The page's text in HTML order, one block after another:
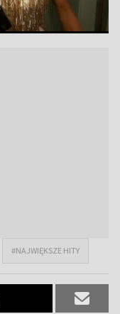
#NAJWIĘKSZE HITY